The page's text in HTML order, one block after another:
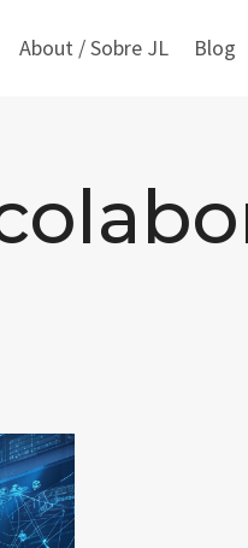
About / Sobre JL Blog